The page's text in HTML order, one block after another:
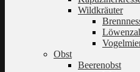
Wildkräuter
Obst
Beerenobst